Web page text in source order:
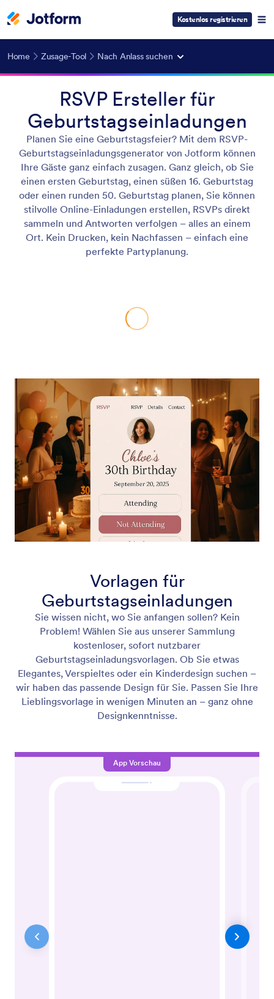
Kostenlos registrieren
Home Zusage-Tool Nach Anlass suchen
RSVP Ersteller für
Geburtstagseinladungen
Planen Sie eine Geburtstagsfeier? Mit dem RSVP-
Geburtstagseinladungsgenerator von Jotform können
Ihre Gäste ganz einfach zusagen. Ganz gleich, ob Sie
einen ersten Geburtstag, einen süßen 16. Geburtstag
oder einen runden 50. Geburtstag planen, Sie können
stilvolle Online-Einladungen erstellen, RSVPs direkt
sammeln und Antworten verfolgen – alles an einem
Ort. Kein Drucken, kein Nachfassen – einfach eine
perfekte Partyplanung.
Vorlagen für
Geburtstagseinladungen
Sie wissen nicht, wo Sie anfangen sollen? Kein
Problem! Wählen Sie aus unserer Sammlung
kostenloser, sofort nutzbarer
Geburtstagseinladungsvorlagen. Ob Sie etwas
Elegantes, Verspieltes oder ein Kinderdesign suchen –
wir haben das passende Design für Sie. Passen Sie Ihre
Lieblingsvorlage in wenigen Minuten an – ganz ohne
Designkenntnisse.